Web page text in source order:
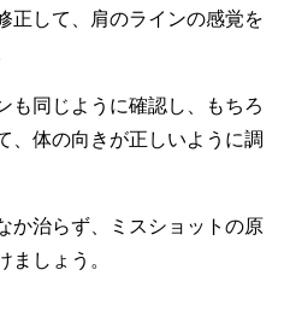
正して、肩のラインの感覚を
も同じように確認し、もちろ
、体の向きが正しいように調
か治らず、ミスショットの原
ましょう。